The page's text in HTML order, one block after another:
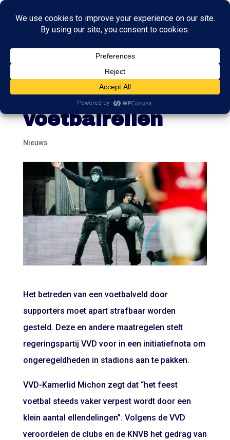
VVD wil hardere
aanpak
voetbalrellen
Nieuws
Het betreden van een voetbalveld door
supporters moet apart strafbaar worden
gesteld. Deze en andere maatregelen stelt
regeringspartij VVD voor in een initiatiefnota om
ongeregeldheden in stadions aan te pakken.
VVD-Kamerlid Michon zegt dat “het feest
voetbal steeds vaker verpest wordt door een
klein aantal ellendelingen”. Volgens de VVD
veroordelen de clubs en de KNVB het gedrag van